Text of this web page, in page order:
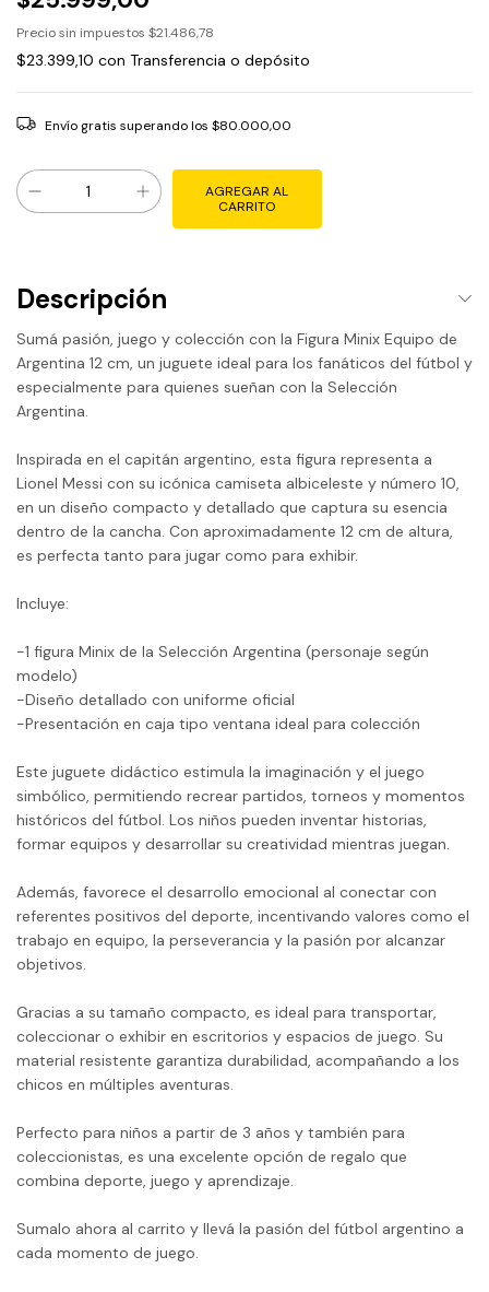
Precio sin impuestos $21.486,78
$23.399,10 con Transferencia o depósito
Envío gratis superando los $80.000,00
Descripción
Sumá pasión, juego y colección con la Figura Minix Equipo de
Argentina 12 cm, un juguete ideal para los fanáticos del fútbol y
especialmente para quienes sueñan con la Selección
Argentina.
Inspirada en el capitán argentino, esta figura representa a
Lionel Messi con su icónica camiseta albiceleste y número 10,
en un diseño compacto y detallado que captura su esencia
dentro de la cancha. Con aproximadamente 12 cm de altura,
es perfecta tanto para jugar como para exhibir.
Incluye:
-1 figura Minix de la Selección Argentina (personaje según
modelo)
-Diseño detallado con uniforme oficial
-Presentación en caja tipo ventana ideal para colección
Este juguete didáctico estimula la imaginación y el juego
simbólico, permitiendo recrear partidos, torneos y momentos
históricos del fútbol. Los niños pueden inventar historias,
formar equipos y desarrollar su creatividad mientras juegan.
Además, favorece el desarrollo emocional al conectar con
referentes positivos del deporte, incentivando valores como el
trabajo en equipo, la perseverancia y la pasión por alcanzar
objetivos.
Gracias a su tamaño compacto, es ideal para transportar,
coleccionar o exhibir en escritorios y espacios de juego. Su
material resistente garantiza durabilidad, acompañando a los
chicos en múltiples aventuras.
Perfecto para niños a partir de 3 años y también para
coleccionistas, es una excelente opción de regalo que
combina deporte, juego y aprendizaje.
Sumalo ahora al carrito y llevá la pasión del fútbol argentino a
cada momento de juego.